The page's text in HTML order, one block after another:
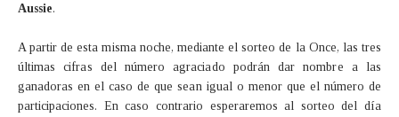
Aussie.
A partir de esta misma noche, mediante el sorteo de la Once, las tres
últimas cifras del número agraciado podrán dar nombre a las
ganadoras en el caso de que sean igual o menor que el número de
participaciones. En caso contrario esperaremos al sorteo del día